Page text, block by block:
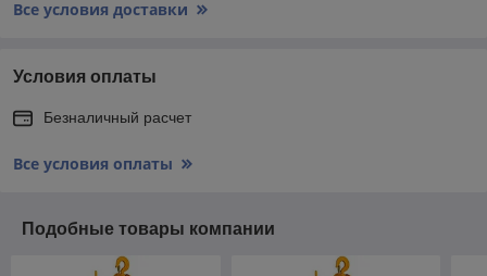
Все условия доставки
Условия оплаты
Безналичный расчет
Все условия оплаты
Подобные товары компании